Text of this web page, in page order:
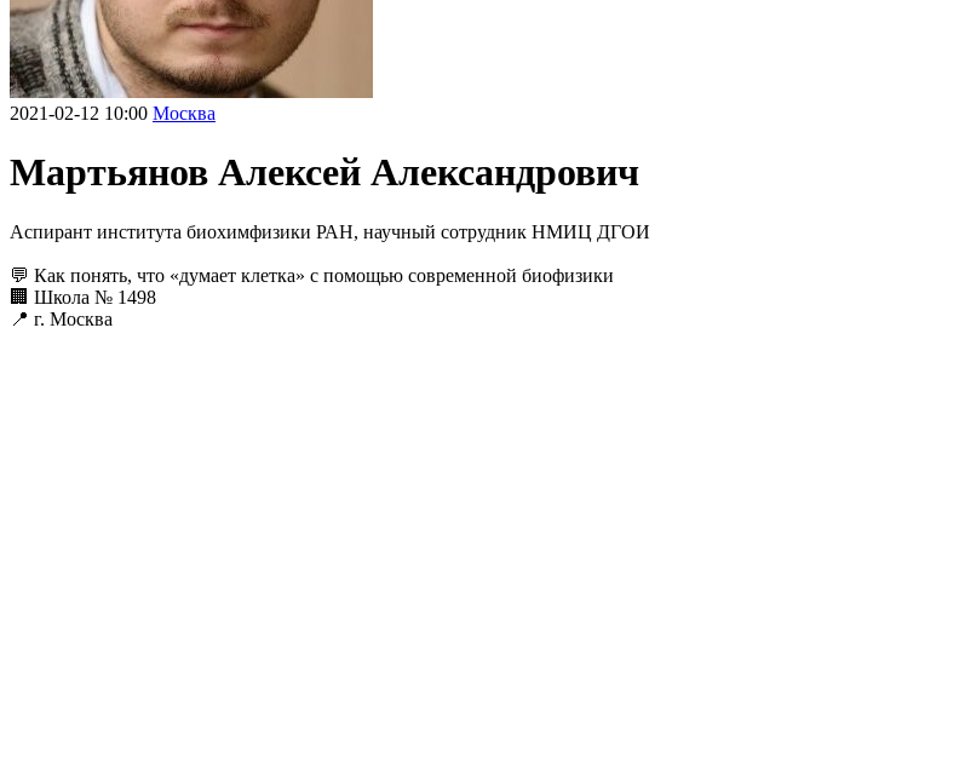
2021-02-12 10:00 Москва
Мартьянов Алексей Александрович
Аспирант института биохимфизики РАН, научный сотрудник НМИЦ ДГОИ
💬 Как понять, что «думает клетка» с помощью современной биофизики
🏢 Школа № 1498
📍 г. Москва